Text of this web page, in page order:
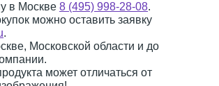
в Москве 8 (495) 998-28-08.
можно оставить заявку
.
Московской области и до
может отличаться от